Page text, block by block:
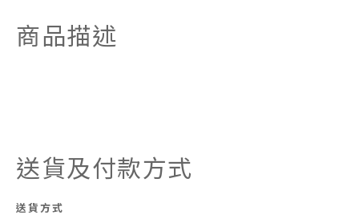
商品描述
送貨及付款方式
送貨方式